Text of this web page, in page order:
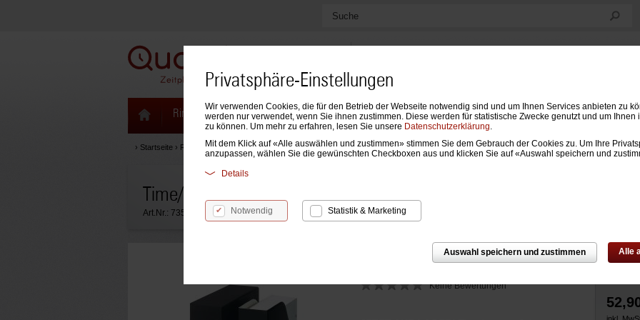
Privatsphäre-Einstellungen
Wir verwenden Cookies, die für den Betrieb der Webseite notwendig sind und um Ihnen Services anbieten zu
werden nur verwendet, wenn Sie ihnen zustimmen. Diese werden für statistische Zwecke genutzt und um
zu können. Um mehr zu erfahren, lesen Sie unsere Datenschutzerklärung.
Mit dem Klick auf «Alle auswählen und zustimmen» stimmen Sie dem Gebrauch der Cookies zu. Um Ihre
anzupassen, wählen Sie die gewünschten Checkboxen aus und klicken Sie auf «Auswahl speichern und
Details
Notwendig Statistik & Marketing
Auswahl speichern und zustimmen Alle
Suche
Ringbücher & Zeitplaner Kalendarien Formblätter & Einlagen Notizen, Mappen & Sonstiges
› Startseite› Ringbücher & Zeitplaner›Ringbücher & Zeitplaner›Jahresinhalte Zur
Time/system Compact Jahresinhalt 2027 Tagesplanung
Art.Nr.: 735112
Keine Bewertungen